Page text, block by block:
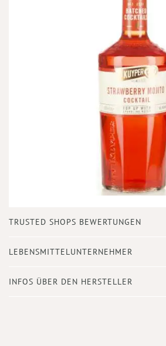
Anfang
Bildergalerie
TRUSTED SHOPS BEWERTUNGEN
LEBENSMITTELUNTERNEHMER
INFOS ÜBER DEN HERSTELLER